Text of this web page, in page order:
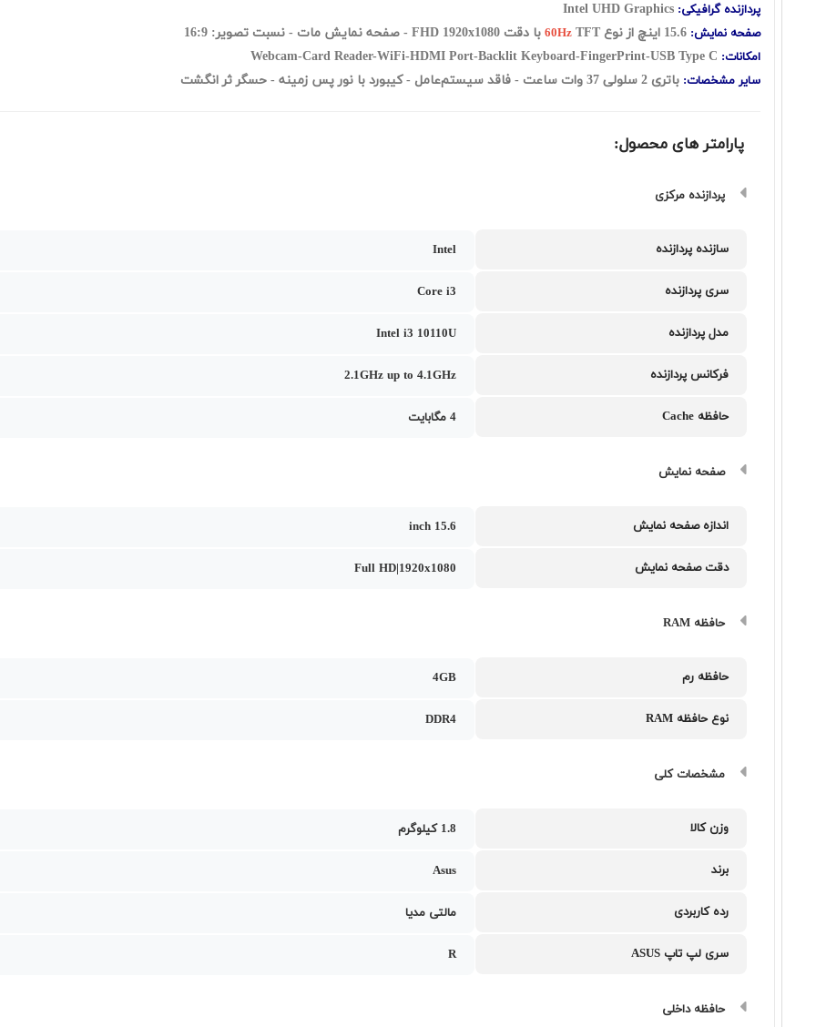
پردازنده گرافیکی: Intel UHD Graphics
صفحه نمایش: 60Hz TFT با دقت FHD 1920x1080 - صفحه نمایش مات - نسبت تصویر: 16:9
امکانات:
سایر مشخصات: باتری 2 سلولی 37 وات ساعت - فاقد سيستم‌عامل - کیبورد با نور پس زمینه - حسگر ثر انگشت
پارامتر های محصول:
پردازنده مرکزی
سازنده پردازنده Intel
سری پردازنده Core i3
مدل پردازنده Intel i3 10110U
فرکانس پردازنده 2.1GHz up to 4.1GHz
حافظه Cache 4 مگابایت
صفحه نمایش
اندازه صفحه نمایش 15.6 inch
دقت صفحه نمایش Full HD|1920x1080
حافظه RAM
حافظه رم 4GB
نوع حافظه RAM DDR4
مشخصات کلی
وزن کالا 1.8 کیلوگرم
برند Asus
رده کاربردی مالتی مدیا
سری لپ تاپ ASUS R
حافظه داخلی